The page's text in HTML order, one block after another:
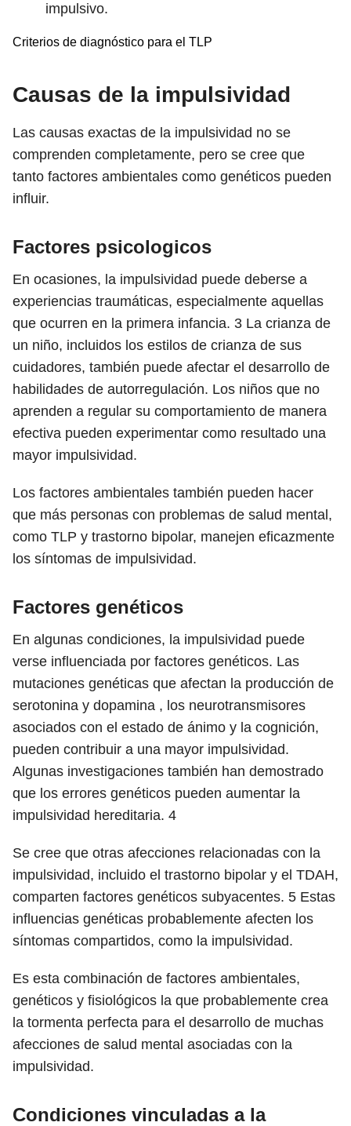
impulsivo.
Criterios de diagnóstico para el TLP
Causas de la impulsividad
Las causas exactas de la impulsividad no se
comprenden completamente, pero se cree que
tanto factores ambientales como genéticos pueden
influir.
Factores psicologicos
En ocasiones, la impulsividad puede deberse a
experiencias traumáticas, especialmente aquellas
que ocurren en la primera infancia. 3 La crianza de
un niño, incluidos los estilos de crianza de sus
cuidadores, también puede afectar el desarrollo de
habilidades de autorregulación. Los niños que no
aprenden a regular su comportamiento de manera
efectiva pueden experimentar como resultado una
mayor impulsividad.
Los factores ambientales también pueden hacer
que más personas con problemas de salud mental,
como TLP y trastorno bipolar, manejen eficazmente
los síntomas de impulsividad.
Factores genéticos
En algunas condiciones, la impulsividad puede
verse influenciada por factores genéticos. Las
mutaciones genéticas que afectan la producción de
serotonina y dopamina , los neurotransmisores
asociados con el estado de ánimo y la cognición,
pueden contribuir a una mayor impulsividad.
Algunas investigaciones también han demostrado
que los errores genéticos pueden aumentar la
impulsividad hereditaria. 4
Se cree que otras afecciones relacionadas con la
impulsividad, incluido el trastorno bipolar y el TDAH,
comparten factores genéticos subyacentes. 5 Estas
influencias genéticas probablemente afecten los
síntomas compartidos, como la impulsividad.
Es esta combinación de factores ambientales,
genéticos y fisiológicos la que probablemente crea
la tormenta perfecta para el desarrollo de muchas
afecciones de salud mental asociadas con la
impulsividad.
Condiciones vinculadas a la